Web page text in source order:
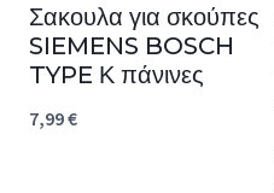
Σακουλα για σκούπες
SIEMENS BOSCH
TYPE Κ πάνινες
7,99€